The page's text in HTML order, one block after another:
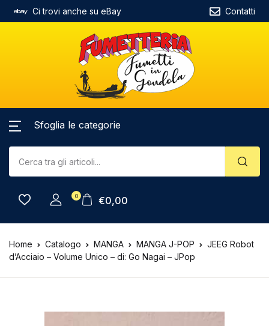
Ci trovi anche su eBay Contatti
Sfoglia le categorie
0 €0,00
Home Catalogo MANGA MANGA J-POP
JEEG Robot
d’Acciaio – Volume Unico – di: Go Nagai – JPop